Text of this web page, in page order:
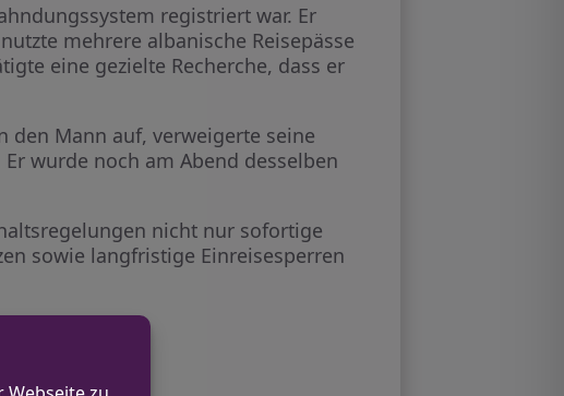
registriert war. Er
mehrere albanische Reisepässe
eine gezielte Recherche, dass er
den Mann auf, verweigerte seine
wurde noch am Abend desselben
nicht nur sofortige
sowie langfristige Einreisesperren